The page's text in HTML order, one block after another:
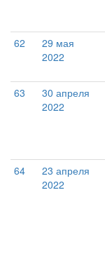
62
29 мая
2022
63
30 апреля
2022
64
23 апреля
2022